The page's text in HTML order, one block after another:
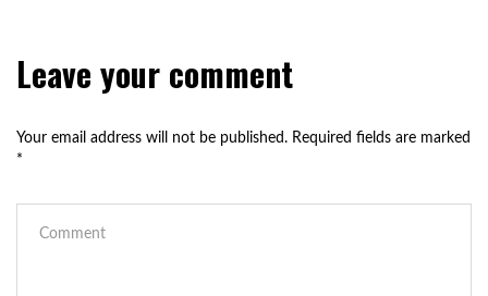
Leave your comment
Your email address will not be published. Required fields are marked
*